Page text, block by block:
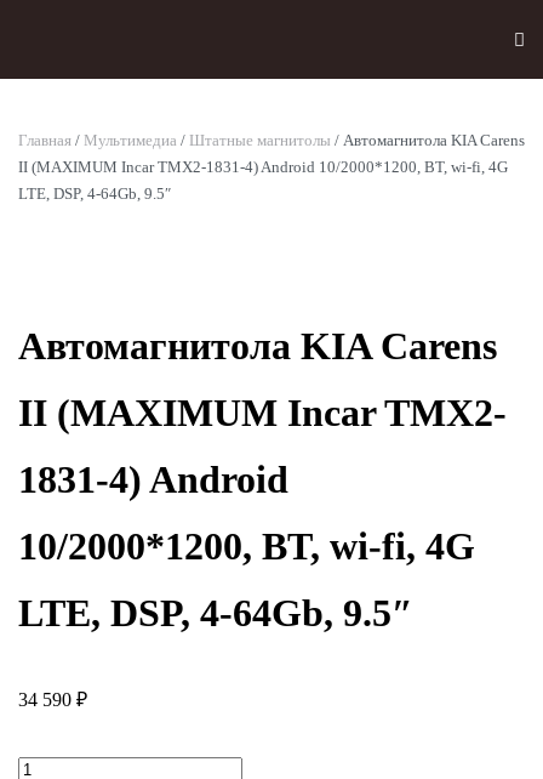
Главная / Мультимедиа / Штатные магнитолы / Автомагнитола KIA Carens
II (MAXIMUM Incar TMX2-1831-4) Android 10/2000*1200, BT, wi-fi, 4G
LTE, DSP, 4-64Gb, 9.5″
Автомагнитола KIA Carens
II (MAXIMUM Incar TMX2-
1831-4) Android
10/2000*1200, BT, wi-fi, 4G
LTE, DSP, 4-64Gb, 9.5″
34 590 ₽
Количество